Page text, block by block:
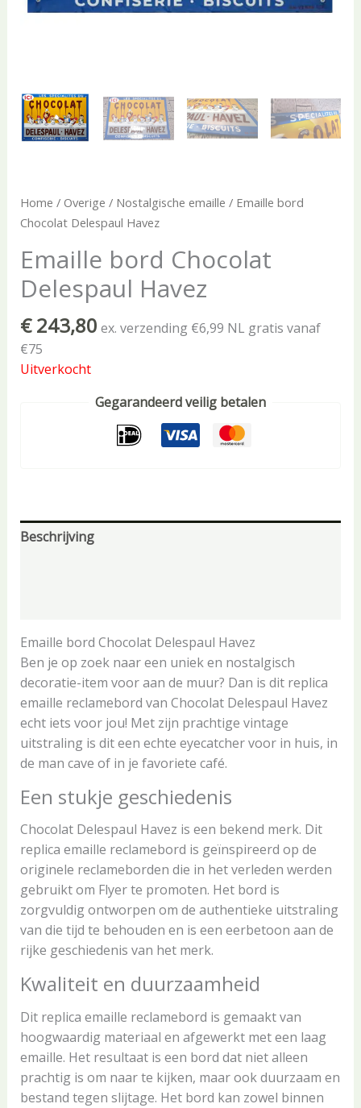
Home / Overige / Nostalgische emaille / Emaille bord
Chocolat Delespaul Havez
Emaille bord Chocolat
Delespaul Havez
€243,80 ex. verzending €6,99 NL gratis vanaf
€75
Uitverkocht
Gegarandeerd veilig betalen
Beschrijving
Emaille bord Chocolat Delespaul Havez
Ben je op zoek naar een uniek en nostalgisch
decoratie-item voor aan de muur? Dan is dit replica
emaille reclamebord van Chocolat Delespaul Havez
echt iets voor jou! Met zijn prachtige vintage
uitstraling is dit een echte eyecatcher voor in huis, in
de man cave of in je favoriete café.
Een stukje geschiedenis
Chocolat Delespaul Havez is een bekend merk. Dit
replica emaille reclamebord is geïnspireerd op de
originele reclameborden die in het verleden werden
gebruikt om Flyer te promoten. Het bord is
zorgvuldig ontworpen om de authentieke uitstraling
van die tijd te behouden en is een eerbetoon aan de
rijke geschiedenis van het merk.
Kwaliteit en duurzaamheid
Dit replica emaille reclamebord is gemaakt van
hoogwaardig materiaal en afgewerkt met een laag
emaille. Het resultaat is een bord dat niet alleen
prachtig is om naar te kijken, maar ook duurzaam en
bestand tegen slijtage. Het bord kan zowel binnen